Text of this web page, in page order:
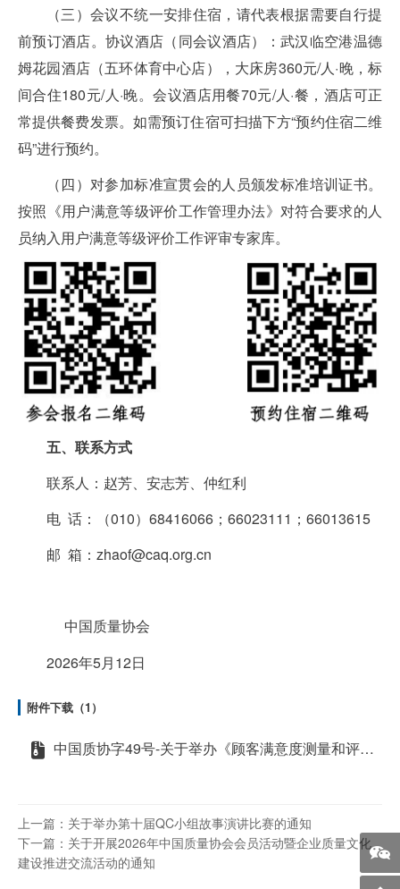
（三）会议不统一安排住宿，请代表根据需要自行提
前预订酒店。协议酒店（同会议酒店）：武汉临空港温德
姆花园酒店（五环体育中心店），大床房360元/人·晚，标
间合住180元/人·晚。会议酒店用餐70元/人·餐，酒店可正
常提供餐费发票。如需预订住宿可扫描下方“预约住宿二维
码”进行预约。
（四）对参加标准宣贯会的人员颁发标准培训证书。
按照《用户满意等级评价工作管理办法》对符合要求的人
员纳入用户满意等级评价工作评审专家库。
五、联系方式
联系人：赵芳、安志芳、仲红利
电 话：（010）68416066；66023111；66013615
邮 箱： zhaof@caq.org.cn
中国质量协会
2026年5月12日
附件下载（1）
中国质协字49号-关于举办《顾客满意度测量和评价准则》标准宣贯会暨中国质量协会会员活动的通知
上一篇：关于举办第十届QC小组故事演讲比赛的通知
下一篇：关于开展2026年中国质量协会会员活动暨企业质量文化
建设推进交流活动的通知